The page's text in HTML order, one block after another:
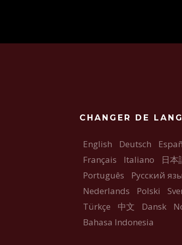
CHANGER DE
English Deutsch
Français
Italiano 日本
Português
Русский
Nederlands
Polski
Türkçe
中文 Dansk
Bahasa Indonesia